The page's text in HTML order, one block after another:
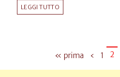
LEGGI TUTTO
« prima ‹ 1 2